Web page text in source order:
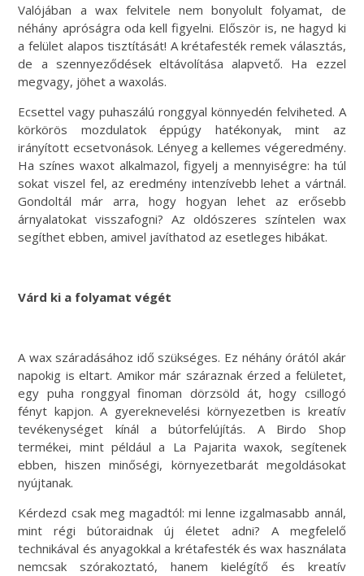
Valójában a wax felvitele nem bonyolult folyamat, de
néhány apróságra oda kell figyelni. Először is, ne hagyd ki
a felület alapos tisztítását! A krétafesték remek választás,
de a szennyeződések eltávolítása alapvető. Ha ezzel
megvagy, jöhet a waxolás.
Ecsettel vagy puhaszálú ronggyal könnyedén felviheted. A
körkörös mozdulatok éppúgy hatékonyak, mint az
irányított ecsetvonások. Lényeg a kellemes végeredmény.
Ha színes waxot alkalmazol, figyelj a mennyiségre: ha túl
sokat viszel fel, az eredmény intenzívebb lehet a vártnál.
Gondoltál már arra, hogy hogyan lehet az erősebb
árnyalatokat visszafogni? Az oldószeres színtelen wax
segíthet ebben, amivel javíthatod az esetleges hibákat.
Várd ki a folyamat végét
A wax száradásához idő szükséges. Ez néhány órától akár
napokig is eltart. Amikor már száraznak érzed a felületet,
egy puha ronggyal finoman dörzsöld át, hogy csillogó
fényt kapjon. A gyereknevelési környezetben is kreatív
tevékenységet kínál a bútorfelújítás. A Birdo Shop
termékei, mint például a La Pajarita waxok, segítenek
ebben, hiszen minőségi, környezetbarát megoldásokat
nyújtanak.
Kérdezd csak meg magadtól: mi lenne izgalmasabb annál,
mint régi bútoraidnak új életet adni? A megfelelő
technikával és anyagokkal a krétafesték és wax használata
nemcsak szórakoztató, hanem kielégítő és kreatív